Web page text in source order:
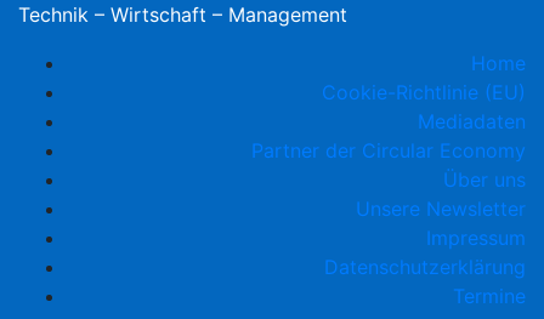
Technik – Wirtschaft – Management
Home
Cookie-Richtlinie (EU)
Mediadaten
Partner der Circular Economy
Über uns
Unsere Newsletter
Impressum
Datenschutzerklärung
Termine